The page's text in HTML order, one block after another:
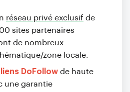
réseau privé exclusif de
sites partenaires
de nombreux
zone locale.
liens DoFollow de haute
une garantie